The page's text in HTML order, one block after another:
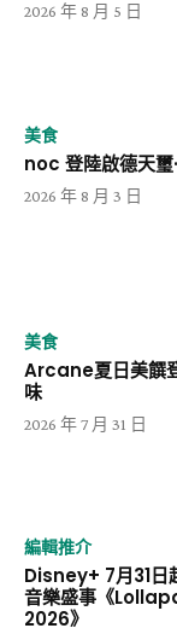
2026 年 8 月 5 日
美食
noc 登陸啟德天
2026 年 8 月 3 日
美食
Arcane夏日美饌
味
2026 年 7 月 31 日
編輯推介
Disney+ 7月31日
音樂盛事《
2026》